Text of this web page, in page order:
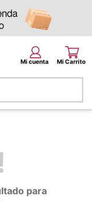
para